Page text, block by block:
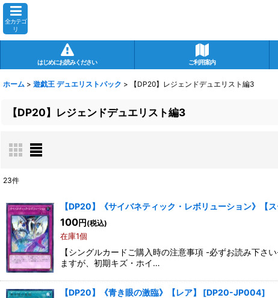
全カテゴ
リ
はじめにお読みください ご利用案内
ホーム > 遊戯王 デュエリストパック > 【DP20】レジェンドデュエリスト編3
【DP20】レジェンドデュエリスト編3
在庫あり
並び順:
23件
【DP20】《サイバネティック・レボリューション》【ス
100円 (税込)
在庫1個
【シングルカードご購入時の注意事項 -必ずお読み下さ
ますが、初期キズ・ホイ…
【DP20】《青き眼の激臨》【レア】 [DP20-JP004]